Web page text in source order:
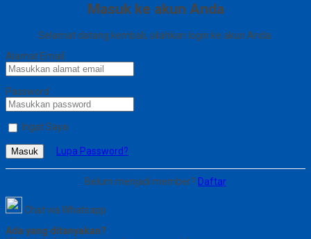
Masuk ke akun Anda
Selamat datang kembali, silahkan login ke akun Anda.
Alamat Email
Password
Ingat Saya
Masuk Lupa Password?
Belum menjadi member? Daftar
Chat via Whatsapp
Ada yang ditanyakan?